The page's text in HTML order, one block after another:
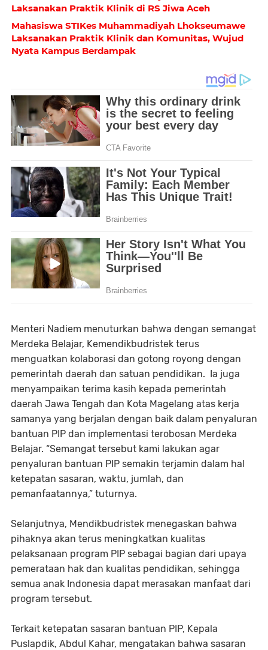
Laksanakan Praktik Klinik di RS Jiwa Aceh
Mahasiswa STIKes Muhammadiyah Lhokseumawe
Laksanakan Praktik Klinik dan Komunitas, Wujud
Nyata Kampus Berdampak
Menteri Nadiem menuturkan bahwa dengan semangat
Merdeka Belajar, Kemendikbudristek terus
menguatkan kolaborasi dan gotong royong dengan
pemerintah daerah dan satuan pendidikan. Ia juga
menyampaikan terima kasih kepada pemerintah
daerah Jawa Tengah dan Kota Magelang atas kerja
samanya yang berjalan dengan baik dalam penyaluran
bantuan PIP dan implementasi terobosan Merdeka
Belajar. “Semangat tersebut kami lakukan agar
penyaluran bantuan PIP semakin terjamin dalam hal
ketepatan sasaran, waktu, jumlah, dan
pemanfaatannya,” tuturnya.
Selanjutnya, Mendikbudristek menegaskan bahwa
pihaknya akan terus meningkatkan kualitas
pelaksanaan program PIP sebagai bagian dari upaya
pemerataan hak dan kualitas pendidikan, sehingga
semua anak Indonesia dapat merasakan manfaat dari
program tersebut.
Terkait ketepatan sasaran bantuan PIP, Kepala
Puslapdik, Abdul Kahar, mengatakan bahwa sasaran